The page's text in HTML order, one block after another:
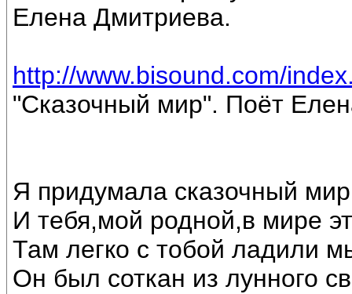
Елена Дмитриева.
http://www.bisound.com/
"Сказочный мир". Поёт
Я придумала сказочный
И тебя,мой родной,в мире
Там легко с тобой ладили
Он был соткан из лунного